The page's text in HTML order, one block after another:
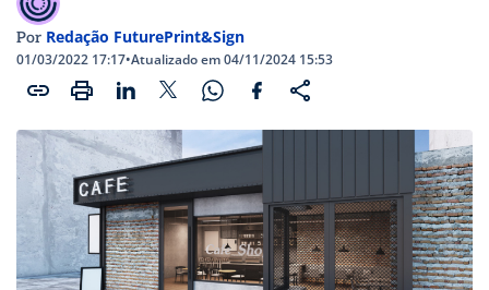
Por Redação FuturePrint&Sign
01/03/2022 17:17•Atualizado em 04/11/2024 15:53